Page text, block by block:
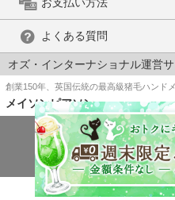
お支払い方法
よくある質問
オズ・インターナショナル運営サ
創業150年、英国伝統の最高級猪毛ハンド
メイソンピアソン
特商法に基づく表示 プライバシ
ご利用規約
© OZ